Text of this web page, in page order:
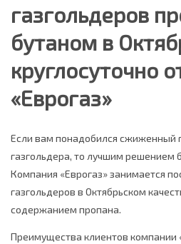
газгольдеров
бутаном в
круглосуточно
«Еврогаз»
Если вам понадобился сжиженный
газгольдера, то лучшим решением
Компания «Еврогаз» занимается
газгольдеров в Октябрьском
содержанием пропана.
Преимущества клиентов компании